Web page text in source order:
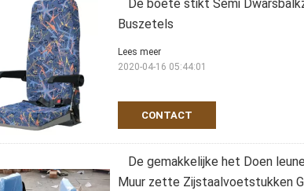
De boete stikt Semi
Buszetels
CONTACT
Lees meer
2020-04-16 05:44:01
De gemakkelijke het Doen
Muur zette Zijstaalvoetstukken